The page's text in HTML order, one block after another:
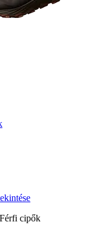
Férfi cipők